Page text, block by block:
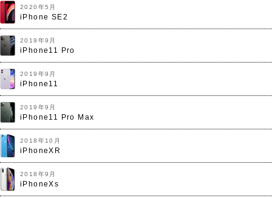
2020年5月
iPhone SE2
2019年9月
iPhone11 Pro
2019年9月
iPhone11
2019年9月
iPhone11 Pro Max
2018年10月
iPhoneXR
2018年9月
iPhoneXs